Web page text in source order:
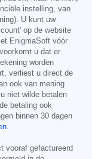
instelling, van
U kunt uw
op de website
EnigmaSoft vóór
u dat er
worden
verliest u direct de
ook van mening
niet wilde betalen
betaling ook
binnen 30 dagen
vooraf gefactureerd